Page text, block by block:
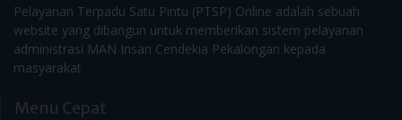
Pelayanan Terpadu Satu Pintu (PTSP) Online adalah sebuah
website yang dibangun untuk memberikan sistem pelayanan
administrasi MAN Insan Cendekia Pekalongan kepada
masyarakat
Menu Cepat